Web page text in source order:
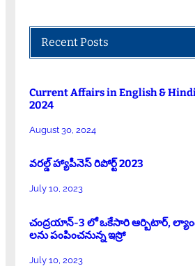
Recent Posts
Current Affairs in English &
2024
August 30, 2024
వరల్డ్ హ్యాపీనెస్ రిపోర్ట్ 2023
July 10, 2023
చంద్రయాన్-3 లో ఒకేసారి ఆర్బిటార్,
లను పంపించనున్న ఇస్రో
July 10, 2023